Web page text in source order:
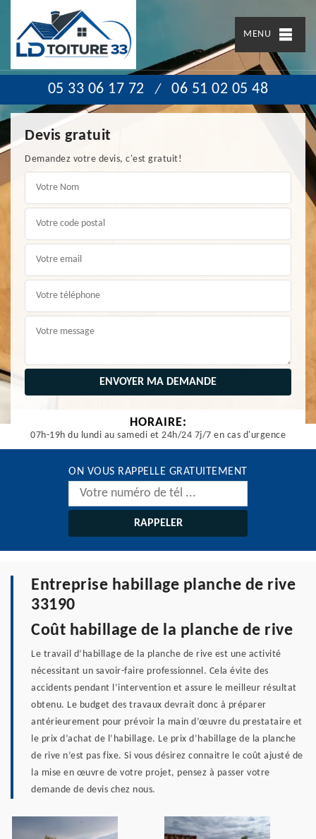
MENU
05 33 06 17 72 / 06 51 02 05 48
Devis gratuit
Demandez votre devis, c'est gratuit!
HORAIRE:
07h-19h du lundi au samedi et 24h/24 7j/7 en cas d'urgence
ON VOUS RAPPELLE GRATUITEMENT
Entreprise habillage planche de rive
33190
Coût habillage de la planche de rive
Le travail d’habillage de la planche de rive est une activité
nécessitant un savoir-faire professionnel. Cela évite des
accidents pendant l’intervention et assure le meilleur résultat
obtenu. Le budget des travaux devrait donc à préparer
antérieurement pour prévoir la main d’œuvre du prestataire et
le prix d’achat de l’habillage. Le prix d’habillage de la planche
de rive n’est pas fixe. Si vous désirez connaitre le coût ajusté de
la mise en œuvre de votre projet, pensez à passer votre
demande de devis chez nous.